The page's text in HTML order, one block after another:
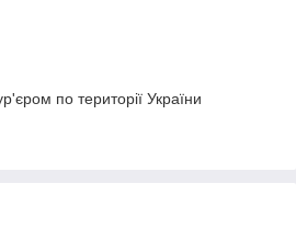
по території України